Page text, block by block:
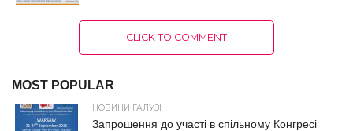
CLICK TO COMMENT
MOST POPULAR
НОВИНИ ГАЛУЗІ
Запрошення до участі в спільному Конгресі